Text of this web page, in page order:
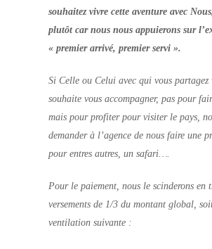
souhaitez vivre cette aventure avec
plutôt car nous nous appuierons sur
« premier arrivé, premier servi ».
Si Celle ou Celui avec qui vous partagez
souhaite vous accompagner, pas pour
mais pour profiter pour visiter le pays,
demander à l’agence de nous faire une
pour entres autres, un safari….
Pour le paiement, nous le scinderons en
versements de 1/3 du montant global,
ventilation suivante :